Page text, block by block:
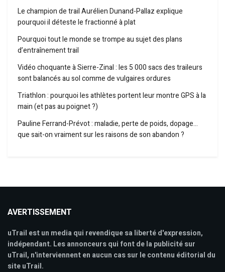
Le champion de trail Aurélien Dunand-Pallaz explique
pourquoi il déteste le fractionné à plat
Pourquoi tout le monde se trompe au sujet des plans
d’entraînement trail
Vidéo choquante à Sierre-Zinal : les 5 000 sacs des traileurs
sont balancés au sol comme de vulgaires ordures
Triathlon : pourquoi les athlètes portent leur montre GPS à la
main (et pas au poignet ?)
Pauline Ferrand-Prévot : maladie, perte de poids, dopage…
que sait-on vraiment sur les raisons de son abandon ?
AVERTISSEMENT
uTrail est un media qui revendique sa liberté d'expression,
indépendant. Les annonceurs qui font de la publicité sur
uTrail, n'interviennent en aucun cas sur le contenu éditorial du
site uTrail.